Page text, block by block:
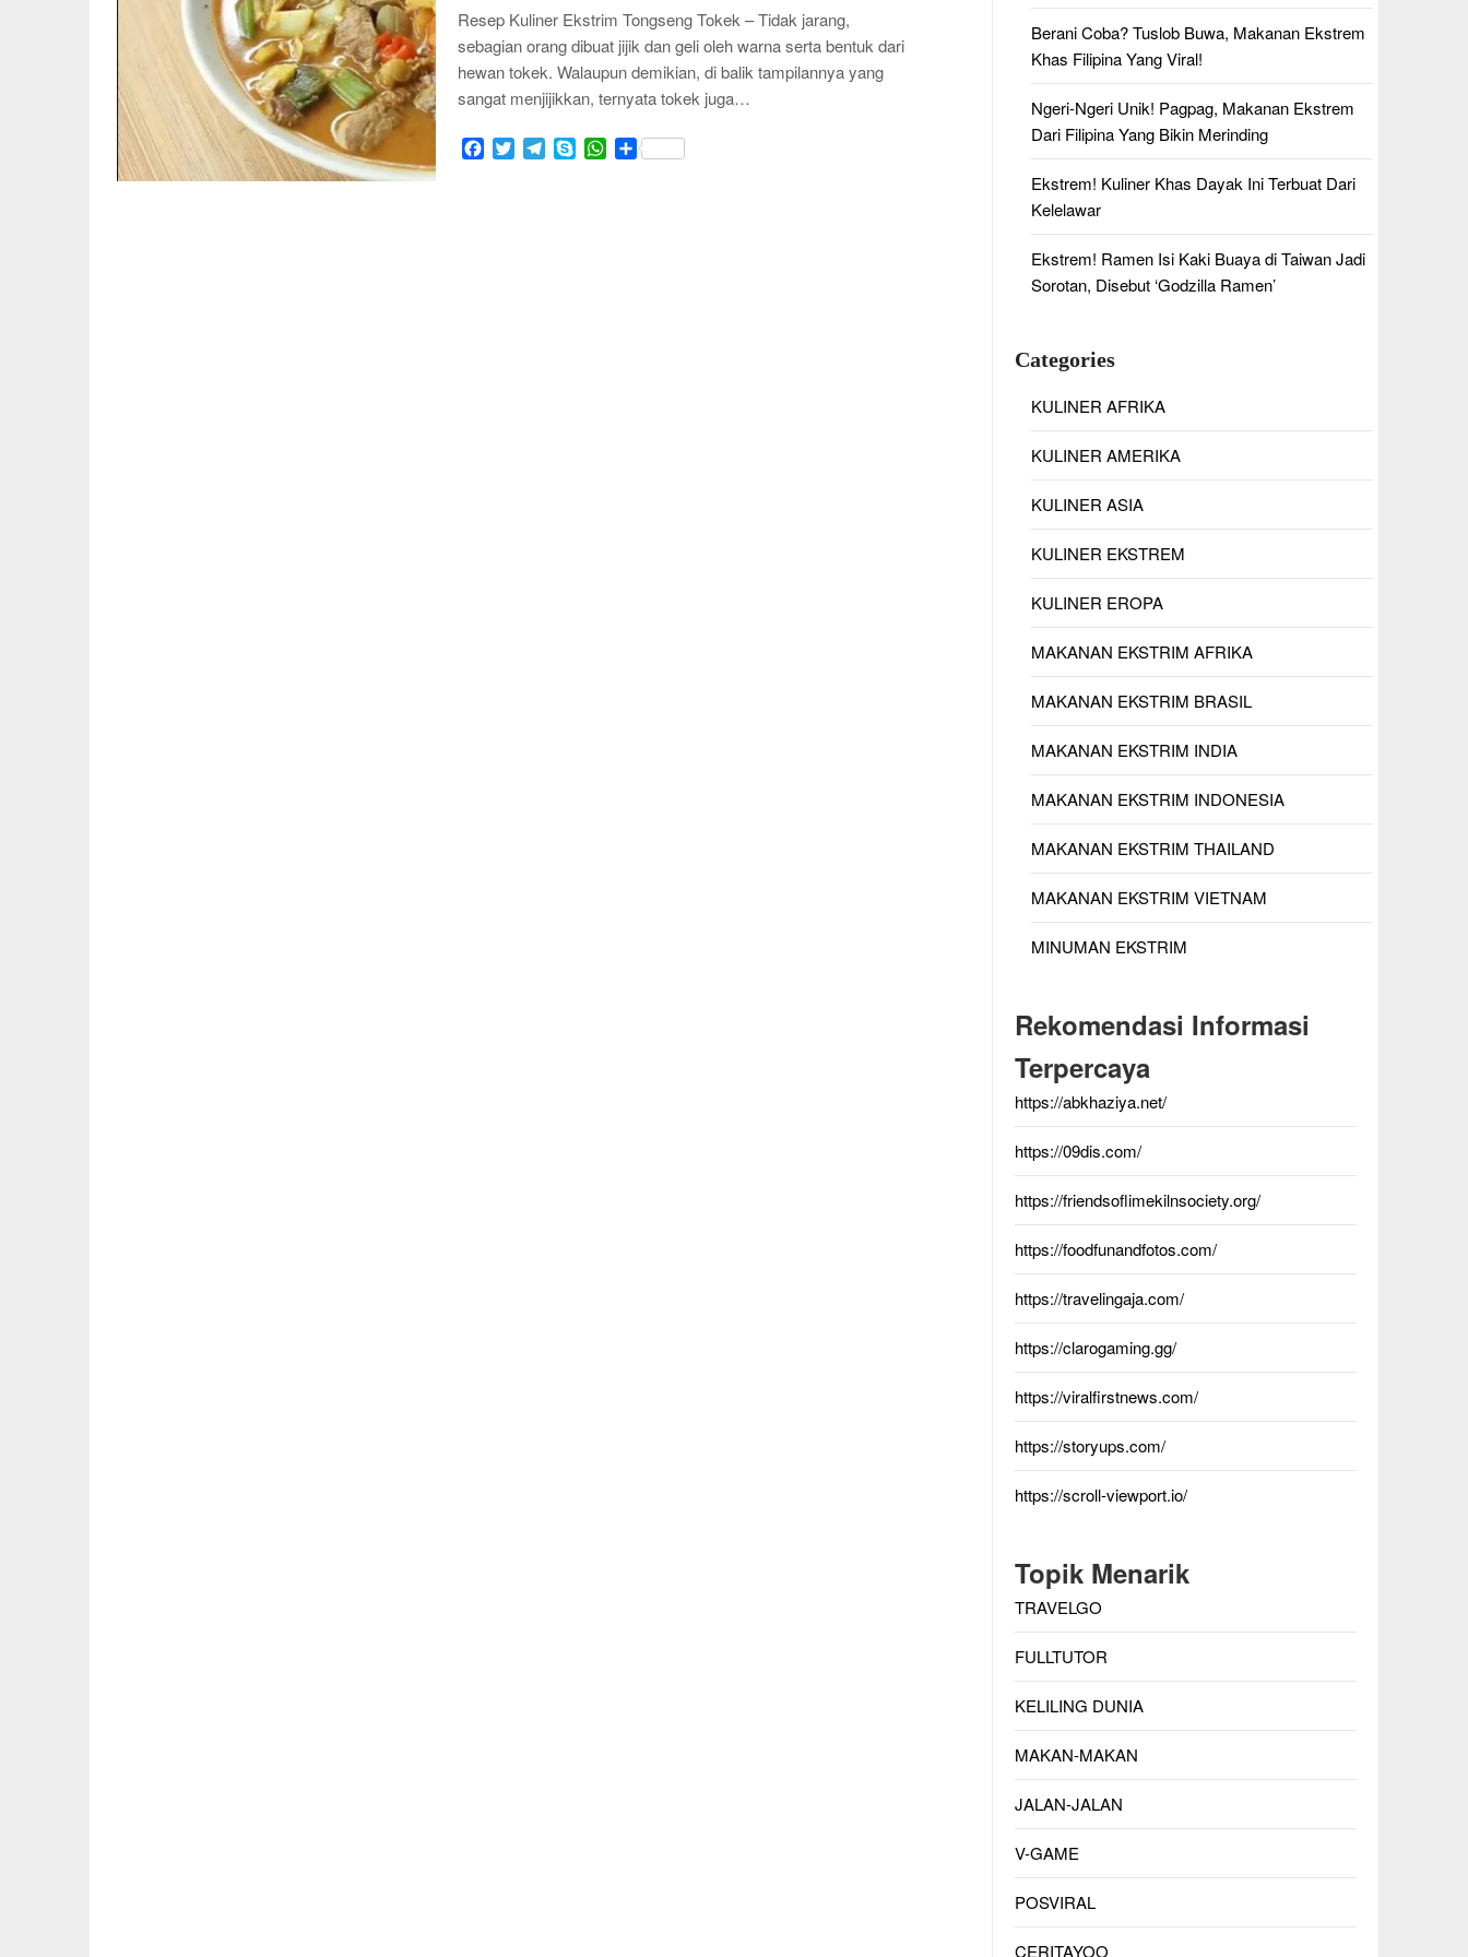
Resep Kuliner Ekstrim Tongseng Tokek – Tidak jarang,
sebagian orang dibuat jijik dan geli oleh warna serta bentuk dari
hewan tokek. Walaupun demikian, di balik tampilannya yang
sangat menjijikkan, ternyata tokek juga…
Facebook
TwitterTelegram
SkypeWhatsApp
Share
Berani Coba? Tuslob Buwa, Makanan Ekstrem
Khas Filipina Yang Viral!
Ngeri-Ngeri Unik! Pagpag, Makanan Ekstrem
Dari Filipina Yang Bikin Merinding
Ekstrem! Kuliner Khas Dayak Ini Terbuat Dari
Kelelawar
Ekstrem! Ramen Isi Kaki Buaya di Taiwan Jadi
Sorotan, Disebut ‘Godzilla Ramen’
Categories
KULINER AFRIKA
KULINER AMERIKA
KULINER ASIA
KULINER EKSTREM
KULINER EROPA
MAKANAN EKSTRIM AFRIKA
MAKANAN EKSTRIM BRASIL
MAKANAN EKSTRIM INDIA
MAKANAN EKSTRIM INDONESIA
MAKANAN EKSTRIM THAILAND
MAKANAN EKSTRIM VIETNAM
MINUMAN EKSTRIM
Rekomendasi Informasi
Terpercaya
https://abkhaziya.net/
https://09dis.com/
https://friendsoflimekilnsociety.org/
https://foodfunandfotos.com/
https://travelingaja.com/
https://clarogaming.gg/
https://viralfirstnews.com/
https://storyups.com/
https://scroll-viewport.io/
Topik Menarik
TRAVELGO
FULLTUTOR
KELILING DUNIA
MAKAN-MAKAN
JALAN-JALAN
V-GAME
POSVIRAL
CERITAYOO